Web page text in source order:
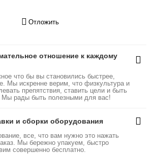
Отложить
отношение к каждому
что бы вы становились быстрее,
Мы искренне верим, что физкультура и
препятствия, ставить цели и быть
рады быть полезными для вас!
и сборки оборудования
все, что вам нужно это нажать
Мы бережно упакуем, быстро
совершенно бесплатно.